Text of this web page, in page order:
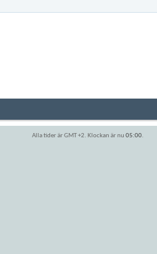
Alla tider är GMT +2. Klockan är nu 05:00.